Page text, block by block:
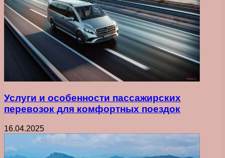
Услуги и особенности пассажирских
перевозок для комфортных поездок
16.04.2025